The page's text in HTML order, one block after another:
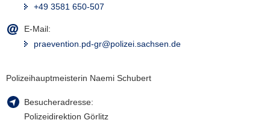
+49 3581 650-507
E-Mail:
praevention.pd-gr@polizei.sachsen.de
Polizeihauptmeisterin Naemi Schubert
Besucheradresse:
Polizeidirektion Görlitz